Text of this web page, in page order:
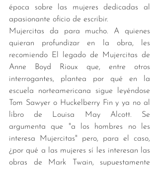
época sobre las mujeres dedicadas al
apasionante oficio de escribir.
Mujercitas da para mucho. A quienes
quieran profundizar en la obra, les
recomiendo El legado de Mujercitas de
Anne Boyd Rioux que, entre otros
interrogantes, plantea por qué en la
escuela norteamericana sigue leyéndose
Tom Sawyer o Huckelberry Fin y ya no al
libro de Louisa May Alcott. Se
argumenta que "a los hombres no les
interesa Mujercitas" pero, para el caso,
¿por qué a las mujeres sí les interesan las
obras de Mark Twain, supuestamente